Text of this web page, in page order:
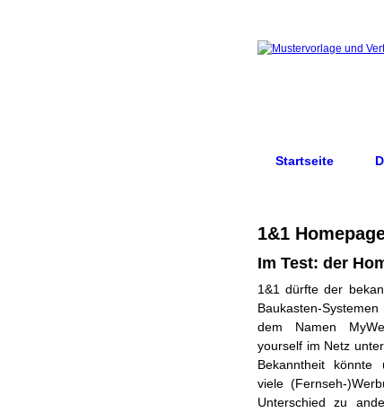
Startseite
1&1
Im Test: der
1&1 dürfte der
Baukasten-
dem Namen
yourself im Netz
Bekanntheit
viele (Fernseh-
Unterschied zu
Homepages, die
bietet. Der Haken:
Version. Kostenlos
Testphase, die
gekündigt werden
Kündigung, wird
automatisch